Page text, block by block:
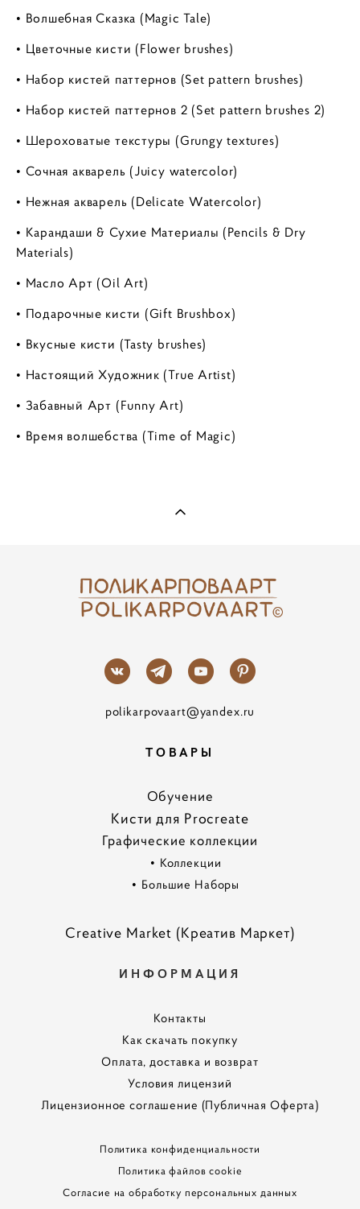
• Волшебная Сказка (Magic Tale)
• Цветочные кисти (Flower brushes)
• Набор кистей паттернов (Set pattern brushes)
• Набор кистей паттернов 2 (Set pattern brushes 2)
• Шероховатые текстуры (Grungy textures)
• Сочная акварель (Juicy watercolor)
• Нежная акварель (Delicate Watercolor)
• Карандаши & Сухие Материалы (Pencils & Dry
Materials)
• Масло Арт (Oil Art)
• Подарочные кисти (Gift Brushbox)
• Вкусные кисти (Tasty brushes)
• Настоящий Художник (True Artist)
• Забавный Арт (Funny Art)
• Время волшебства (Time of Magic)
polikarpovaart@yandex.ru
ТОВАРЫ
Обучение
Кисти для Procreate
Графические коллекции
• Коллекции
• Большие Наборы
Creative Market (Креатив Маркет)
ИНФОРМАЦИЯ
Контакты
Как скачать покупку
Оплата, доставка и возврат
Условия лицензий
Лицензионное соглашение (Публичная Оферта)
Политика конфиденциальности
Политика файлов cookie
Согласие на обработку персональных данных